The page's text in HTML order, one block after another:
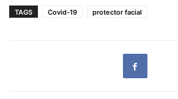
TAGS Covid-19 protector facial